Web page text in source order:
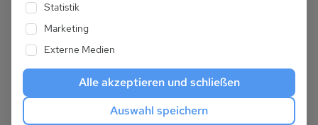
Statistik
Marketing
Externe Medien
Alle akzeptieren und schließen
Auswahl speichern